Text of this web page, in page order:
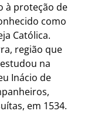
à proteção de
como
Católica.
região que
na
Inácio de
em 1534.